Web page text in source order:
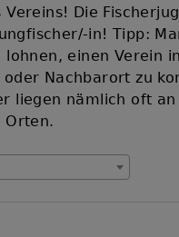
Vereins! Die
in! Tipp:
lohnen, einen Verein
Nachbarort zu
liegen nämlich oft an
Orten.